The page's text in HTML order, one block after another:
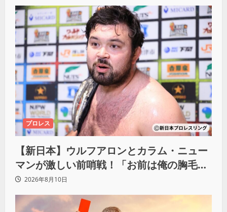
プロレス
【新日本】ウルフアロンとカラム・ニュー
マンが激しい前哨戦！「お前は俺の胸毛に
カラム(絡む)小バエと一緒だ」
2026年8月10日